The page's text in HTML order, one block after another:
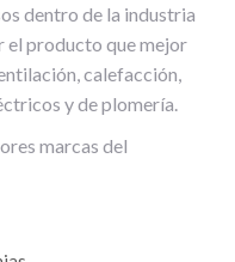
dentro de la industria
el producto que mejor
calefacción,
y de plomería.
marcas del